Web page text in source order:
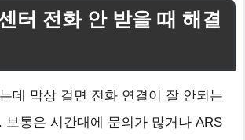
터 전화 안 받을 때 해결
데 막상 걸면 전화 연결이 잘 안되는
보통은 시간대에 문의가 많거나 ARS